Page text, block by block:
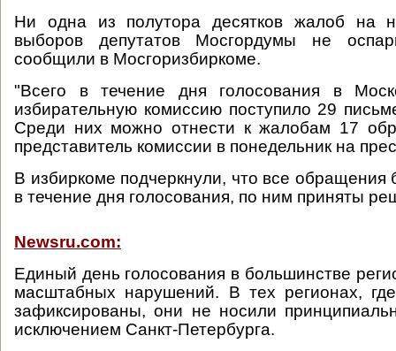
Ни одна из полутора десятков жалоб на
выборов депутатов Мосгордумы не
сообщили в Мосгоризбиркоме.
"Всего в течение дня голосования в
избирательную комиссию поступило 29
Среди них можно отнести к жалобам 17
представитель комиссии в понедельник на
В избиркоме подчеркнули, что все
в течение дня голосования, по ним приняты
Newsru.com:
Единый день голосования в большинстве
масштабных нарушений. В тех регионах,
зафиксированы, они не носили
исключением Санкт-Петербурга.